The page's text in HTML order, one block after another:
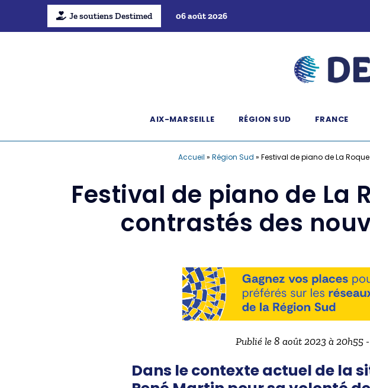
Je soutiens Destimed 06 août 2026
AIX-MARSEILLE RÉGION SUD FRANCE
Accueil » Région Sud » Festival de piano de La
Festival de piano de La
contrastés des
Publié le 8 août 2023 à 20h55
Dans le contexte actuel de la